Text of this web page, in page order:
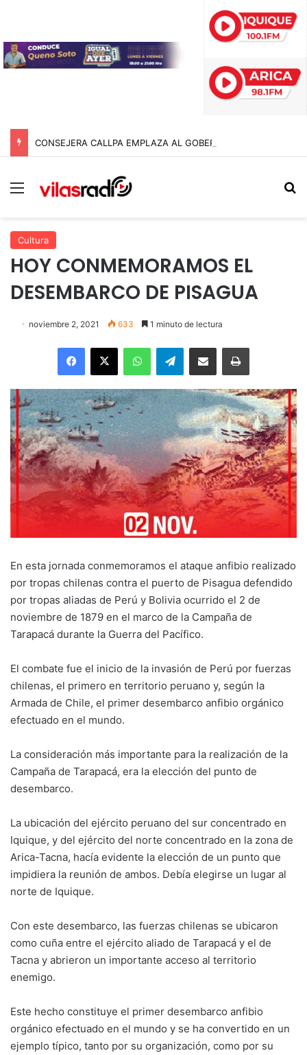
Menú
Cultura
HOY CONMEMORAMOS EL
DESEMBARCO DE PISAGUA
noviembre 2, 2021 633 1 minuto de lectura
Facebook
X WhatsAppTelegramEnviar vía email Imprimir
En esta jornada conmemoramos el ataque anfibio realizado
por tropas chilenas contra el puerto de Pisagua defendido
por tropas aliadas de Perú y Bolivia ocurrido el 2 de
noviembre de 1879 en el marco de la Campaña de
Tarapacá durante la Guerra del Pacífico.
El combate fue el inicio de la invasión de Perú por fuerzas
chilenas, el primero en territorio peruano y, según la
Armada de Chile, el primer desembarco anfibio orgánico
efectuado en el mundo.
La consideración más importante para la realización de la
Campaña de Tarapacá, era la elección del punto de
desembarco.
La ubicación del ejército peruano del sur concentrado en
Iquique, y del ejército del norte concentrado en la zona de
Arica-Tacna, hacía evidente la elección de un punto que
impidiera la reunión de ambos. Debía elegirse un lugar al
norte de Iquique.
Con este desembarco, las fuerzas chilenas se ubicaron
como cuña entre el ejército aliado de Tarapacá y el de
Tacna y abrieron un importante acceso al territorio
enemigo.
Este hecho constituye el primer desembarco anfibio
orgánico efectuado en el mundo y se ha convertido en un
ejemplo típico, tanto por su organización, como por su